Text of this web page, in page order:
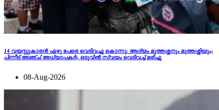
14 വയസ്സുകാരന്‍ ഏഴു പേരെ വെടിവച്ചു കൊന്നു; ആദ്യം മുത്തശ്ശനും മുത്തശ്ശിയും;
പിന്നീട് അഞ്ച് അധ്യാപകര്‍; ഒടുവില്‍ സ്വയം വെടിവച്ച് മരിച്ചു
08-Aug-2026